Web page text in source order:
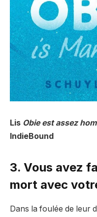
Lis Obie est assez
IndieBound
3. Vous avez
mort avec
Dans la foulée de leur